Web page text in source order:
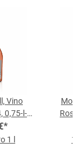
Vino
0,75-l-
*
1 l